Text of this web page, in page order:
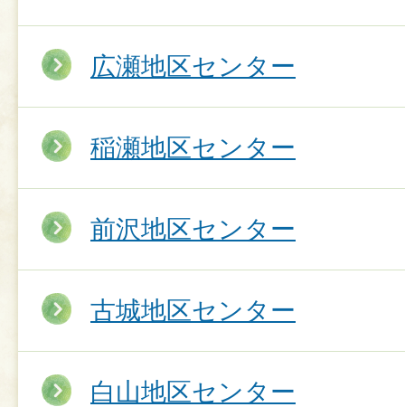
広瀬地区センター
稲瀬地区センター
前沢地区センター
古城地区センター
白山地区センター